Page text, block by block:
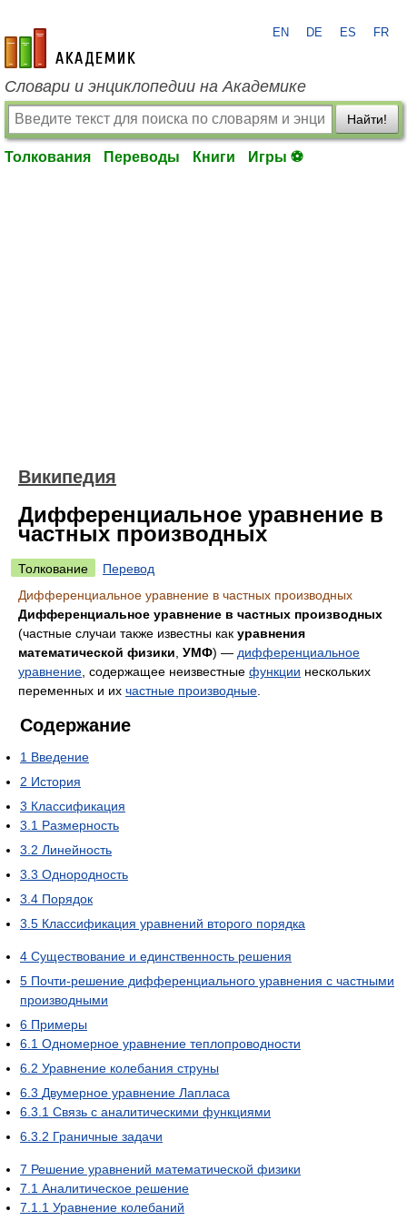
academic.ru
EN DE ES FR
Словари и энциклопедии на Академике
Найти!
Толкования Переводы Книги Игры ⚽
Википедия
Дифференциальное уравнение в
частных производных
Толкование
Перевод
Дифференциальное уравнение в частных производных
Дифференциальное уравнение в частных производных
(частные случаи также известны как уравнения
математической физики УМФ) — дифференциальное
уравнение , содержащее неизвестные функции нескольких
переменных и их частные производные
Содержание
1 Введение
2 История
3 Классификация
3.1 Размерность
3.2 Линейность
3.3 Однородность
3.4 Порядок
3.5 Классификация уравнений второго порядка
4 Существование и единственность решения
5 Почти-решение дифференциального уравнения с частными
производными
6 Примеры
6.1 Одномерное уравнение теплопроводности
6.2 Уравнение колебания струны
6.3 Двумерное уравнение Лапласа
6.3.1 Связь с аналитическими функциями
6.3.2 Граничные задачи
7 Решение уравнений математической физики
7.1 Аналитическое решение
7.1.1 Уравнение колебаний